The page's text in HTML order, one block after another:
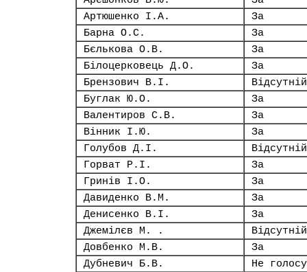
Артюшенко І.А.
За
Барна О.С.
За
Бєлькова О.В.
За
Білоцерковець Д.О.
За
Брензович В.І.
Відсутній
Буглак Ю.О.
За
Валентиров С.В.
За
Вінник І.Ю.
За
Голубов Д.І.
Відсутній
Горват Р.І.
За
Гринів І.О.
За
Давиденко В.М.
За
Денисенко В.І.
За
Джемілєв М. .
Відсутній
Довбенко М.В.
За
Дубневич Б.В.
Не